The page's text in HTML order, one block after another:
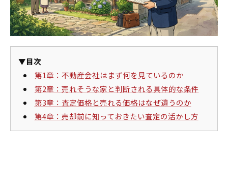
▼目次
第1章：不動産会社はまず何を見ているのか
第2章：売れそうな家と判断される具体的な条件
第3章：査定価格と売れる価格はなぜ違うのか
第4章：売却前に知っておきたい査定の活かし方